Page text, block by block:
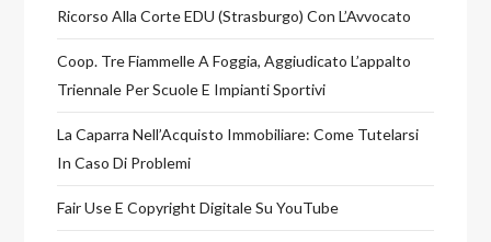
Ricorso Alla Corte EDU (Strasburgo) Con L’Avvocato
Coop. Tre Fiammelle A Foggia, Aggiudicato L’appalto
Triennale Per Scuole E Impianti Sportivi
La Caparra Nell’Acquisto Immobiliare: Come Tutelarsi
In Caso Di Problemi
Fair Use E Copyright Digitale Su YouTube